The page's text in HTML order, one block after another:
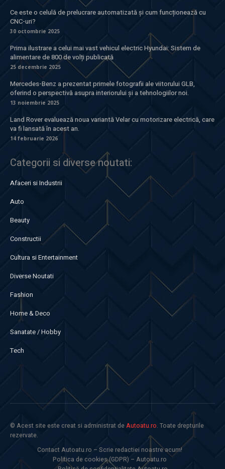
Ce este o celulă de prelucrare automatizată și cum funcționează cu
CNC-uri?
30 octombrie 2025
Prima ilustrare a celui mai vast vehicul electric Hyundai: Sistem de
alimentare de 800 de volți publicată
25 decembrie 2025
Mercedes-Benz a prezentat primele fotografii ale viitorului GLB,
oferind o perspectivă asupra interiorului și a tehnologiilor noi.
13 noiembrie 2025
Land Rover evaluează noua variantă Velar cu motorizare electrică, care
va fi lansată în acest an.
14 februarie 2026
Categorii si diverse noutati:
Afaceri si Industrii
Auto
Beauty
Constructii
Cultura si Entertainment
Diverse Noutati
Fashion
Home & Deco
Sanatate / Hobby
Tech
© Acest site este creat si administrat deAutoatu.ro. Toate drepturile
rezervate.
Contact Autoatu.ro – Scrie redactiei noastre acum!
Politica de cookies (GDPR) – Autoatu.ro